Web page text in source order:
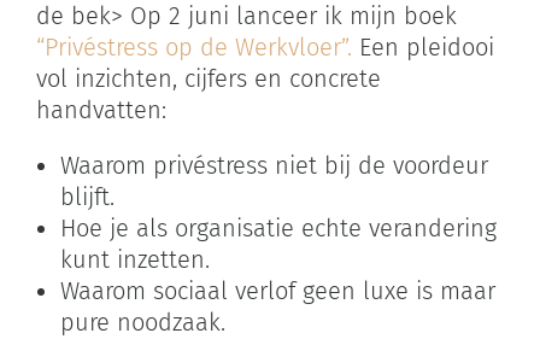
de bek> Op 2 juni lanceer ik mijn boek
“Privéstress op de Werkvloer”. Een pleidooi
vol inzichten, cijfers en concrete
handvatten:
Waarom privéstress niet bij de voordeur
blijft.
Hoe je als organisatie echte verandering
kunt inzetten.
Waarom sociaal verlof geen luxe is maar
pure noodzaak.